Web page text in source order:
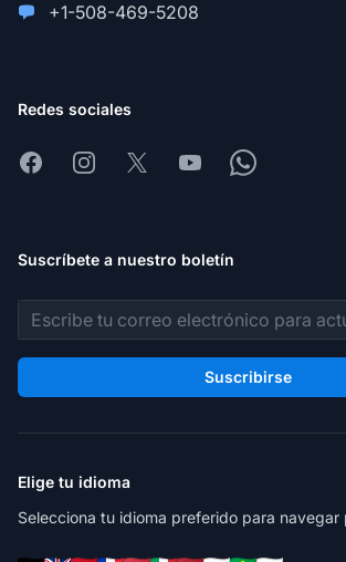
+1-508-469-5208
Redes sociales
FacebookInstagram
X YoutubeWhatsapp
Suscríbete a nuestro boletín
Dirección de correo electrónico
Suscribirse
Elige tu idioma
Selecciona tu idioma preferido para navegar